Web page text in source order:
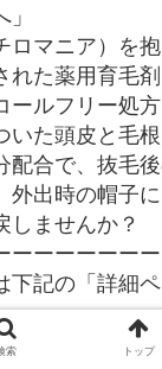
ロマニア）を
れた薬用育毛
ールフリー処
いた頭皮と毛
配合で、抜毛
外出時の帽子
しませんか？
ーーーーーー
記の「詳細ペ
索 トップ